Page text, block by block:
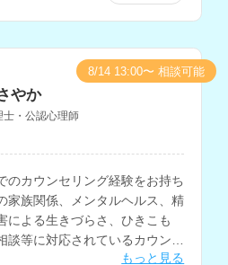
やか
士・公認心理師
のカウンセリング経験をお持ち
家族関係、メンタルヘルス、精
による生きづらさ、ひきこも
談等に対応されているカウンセ
もっと見る
8/14 13:00〜 相談可能